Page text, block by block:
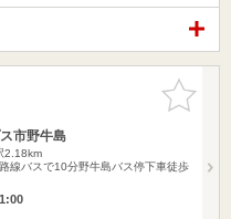
お気に入
りに追加
市野牛島
2.18km
線バスで10分野牛島バス停下車徒歩